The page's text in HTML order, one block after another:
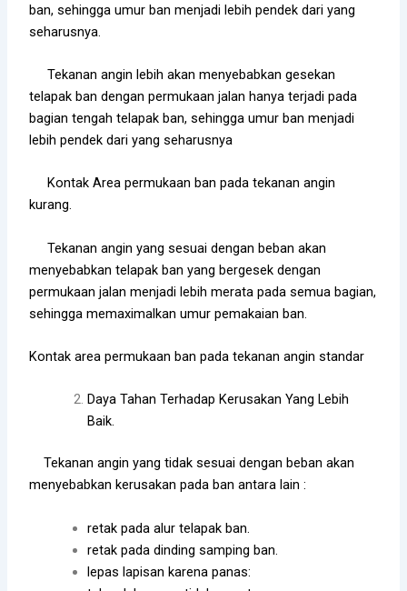
ban, sehingga umur ban menjadi lebih pendek dari yang
seharusnya.
Tekanan angin lebih akan menyebabkan gesekan
telapak ban dengan permukaan jalan hanya terjadi pada
bagian tengah telapak ban, sehingga umur ban menjadi
lebih pendek dari yang seharusnya
Kontak Area permukaan ban pada tekanan angin
kurang.
Tekanan angin yang sesuai dengan beban akan
menyebabkan telapak ban yang bergesek dengan
permukaan jalan menjadi lebih merata pada semua bagian,
sehingga memaximalkan umur pemakaian ban.
Kontak area permukaan ban pada tekanan angin standar
Daya Tahan Terhadap Kerusakan Yang Lebih
Baik.
Tekanan angin yang tidak sesuai dengan beban akan
menyebabkan kerusakan pada ban antara lain :
retak pada alur telapak ban.
retak pada dinding samping ban.
lepas lapisan karena panas: